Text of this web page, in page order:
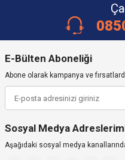
E-Bülten Aboneliği
Abone olarak kampanya ve
Sosyal Medya
Aşağıdaki sosyal medya